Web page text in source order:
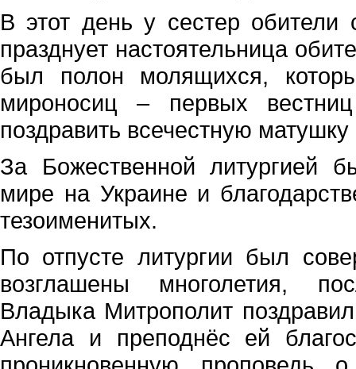
В этот день у сестер обители
празднует настоятельница
был полон молящихся,
мироносиц – первых
поздравить всечестную
За Божественной литургией
мире на Украине и
тезоименитых.
По отпусте литургии был
возглашены многолетия,
Владыка Митрополит
Ангела и преподнёс ей